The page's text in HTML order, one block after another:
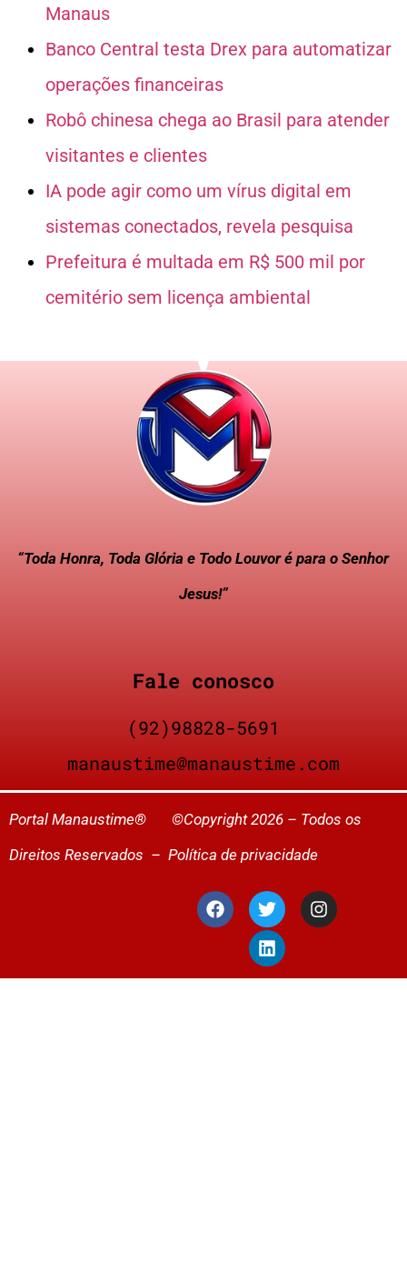
Manaus
Banco Central testa Drex para automatizar
operações financeiras
Robô chinesa chega ao Brasil para atender
visitantes e clientes
IA pode agir como um vírus digital em
sistemas conectados, revela pesquisa
Prefeitura é multada em R$ 500 mil por
cemitério sem licença ambiental
“Toda Honra, Toda Glória e Todo Louvor é para o Senhor
Jesus!”
Fale conosco
(92)98828-5691
manaustime@manaustime.com
Portal Manaustime® ©Copyright 2026 – Todos os
Direitos Reservados – Política de privacidade